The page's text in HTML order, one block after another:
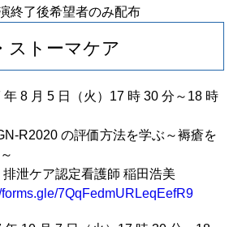
終了後希望者のみ配布
ストーマケア
年 8 月 5 日（火）17 時 30 分～18 時
R2020 の評価方法を学ぶ～褥瘡を
泄ケア認定看護師 稲田浩美
forms.gle/7QqFedmURLeqEefR9